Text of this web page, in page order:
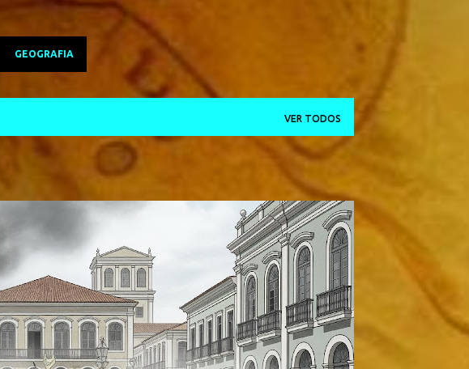
GEOGRAFIA
VER TODOS
PROVAS DE HISTÓRIA MÉDIO